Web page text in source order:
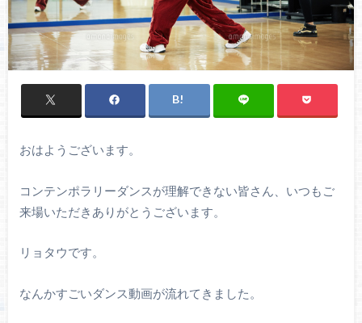
おはようございます。
コンテンポラリーダンスが理解できない皆さん、いつもご
来場いただきありがとうございます。
リョタウです。
なんかすごいダンス動画が流れてきました。